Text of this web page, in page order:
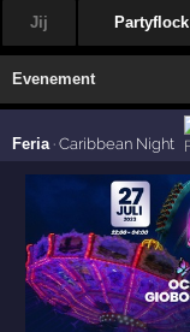
Jij Partyflock
Evenement
Feria·Caribbean Night